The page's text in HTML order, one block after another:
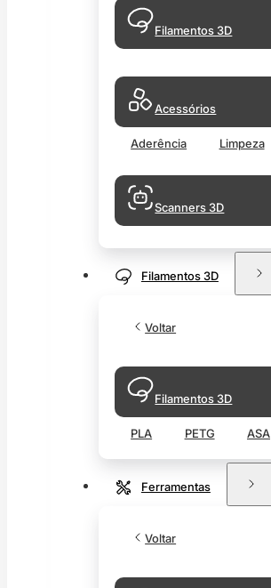
Filamentos 3D
Acessórios
Aderência Limpeza
Scanners 3D
Filamentos 3D
Voltar
Filamentos 3D
PLA PETG ASA
Ferramentas
Voltar